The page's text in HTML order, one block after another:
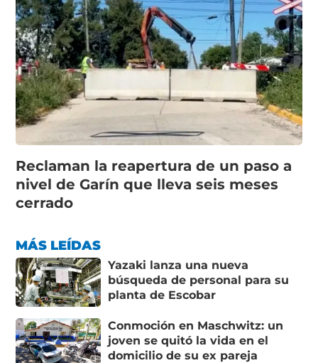
Reclaman la reapertura de un paso a
nivel de Garín que lleva seis meses
cerrado
MÁS LEÍDAS
Yazaki lanza una nueva
búsqueda de personal para su
planta de Escobar
Conmoción en Maschwitz: un
joven se quitó la vida en el
domicilio de su ex pareja